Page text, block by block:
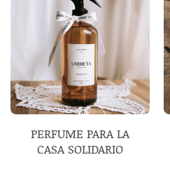
PERFUME PARA LA
CASA SOLIDARIO